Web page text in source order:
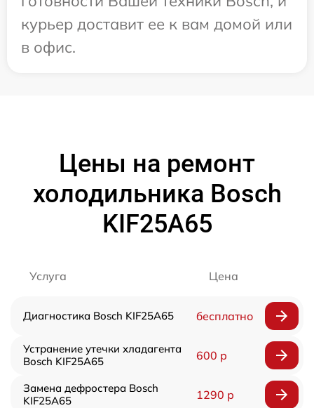
курьер доставит ее к вам домой или
в офис.
Цены на ремонт
холодильника Bosch
KIF25A65
Услуга Цена
Диагностика Bosch KIF25A65 бесплатно
Устранение утечки хладагента
Bosch KIF25A65
600 р
Замена дефростера Bosch
KIF25A65
1290 р